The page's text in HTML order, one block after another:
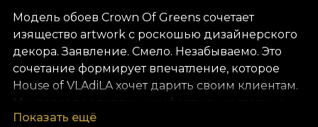
Модель обоев Crown Of Greens сочетает
изящество artwork с роскошью дизайнерского
декора. Заявление. Смело. Незабываемо. Это
сочетание формирует впечатление, которое
House of VLAdiLA хочет дарить своим клиентам.
Мы переопределяем комфорт как состояние.
Предлагаем его в виде уникальных обоев,
Показать ещё